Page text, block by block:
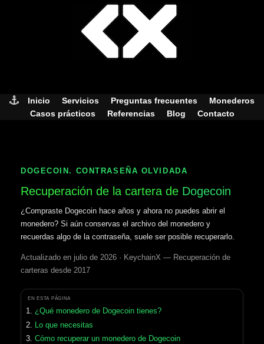
Inicio Servicios Preguntas frecuentes
Monederos
Casos prácticos
Referencias Blog Contacto
DOGECOIN. CONTRASEÑA OLVIDADA
Recuperación de la cartera de Dogecoin
¿Compraste Dogecoin hace años y ahora no puedes abrir el
monedero? Si aún conservas el archivo del monedero y
recuerdas algo de la contraseña, suele ser posible recuperarlo.
Actualizado en julio de 2026 · KeychainX — Recuperación de
carteras desde 2017
EN ESTA PÁGINA
¿Qué monedero de Dogecoin tienes?
Lo que necesitas
Cómo recuperar un monedero de Dogecoin